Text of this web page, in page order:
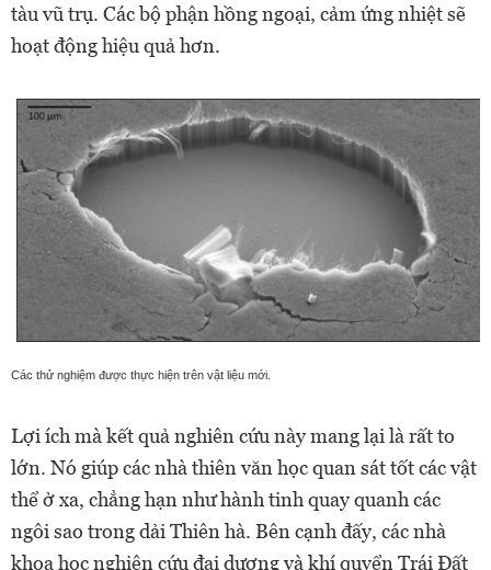
tàu vũ trụ. Các bộ phận hồng ngoại, cảm ứng nhiệt sẽ
hoạt động hiệu quả hơn.
Các thử nghiệm được thực hiện trên vật liệu mới.
Lợi ích mà kết quả nghiên cứu này mang lại là rất to
lớn. Nó giúp các nhà thiên văn học quan sát tốt các vật
thể ở xa, chẳng hạn như hành tinh quay quanh các
ngôi sao trong dải Thiên hà. Bên cạnh đấy, các nhà
khoa học nghiên cứu đại dương và khí quyển Trái Đất